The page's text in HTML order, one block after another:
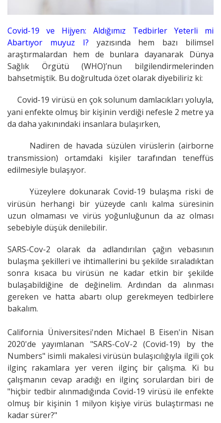
Covid-19 ve Hijyen: Aldığımız Tedbirler Yeterli mi
Abartıyor muyuz I? yazısında hem bazı bilimsel
araştırmalardan hem de bunlara dayanarak Dünya
Sağlık Örgütü (WHO)’nun bilgilendirmelerinden
bahsetmiştik. Bu doğrultuda özet olarak diyebiliriz ki:
Covid-19 virüsü en çok solunum damlacıkları yoluyla,
yani enfekte olmuş bir kişinin verdiği nefesle 2 metre ya
da daha yakınındaki insanlara bulaşırken,
Nadiren de havada süzülen virüslerin (airborne
transmission) ortamdaki kişiler tarafından teneffüs
edilmesiyle bulaşıyor.
Yüzeylere dokunarak Covid-19 bulaşma riski de
virüsün herhangi bir yüzeyde canlı kalma süresinin
uzun olmaması ve virüs yoğunluğunun da az olması
sebebiyle düşük denilebilir.
SARS-Cov-2 olarak da adlandırılan çağın vebasının
bulaşma şekilleri ve ihtimallerini bu şekilde sıraladıktan
sonra kısaca bu virüsün ne kadar etkin bir şekilde
bulaşabildiğine de değinelim. Ardından da alınması
gereken ve hatta abartı olup gerekmeyen tedbirlere
bakalım.
California Üniversitesi'nden Michael B Eisen'in Nisan
2020'de yayımlanan "SARS-CoV-2 (Covid-19) by the
Numbers" isimli makalesi virüsün bulaşıcılığıyla ilgili çok
ilginç rakamlara yer veren ilginç bir çalışma. Ki bu
çalışmanın cevap aradığı en ilginç sorulardan biri de
"hiçbir tedbir alınmadığında Covid-19 virüsü ile enfekte
olmuş bir kişinin 1 milyon kişiye virüs bulaştırması ne
kadar sürer?"